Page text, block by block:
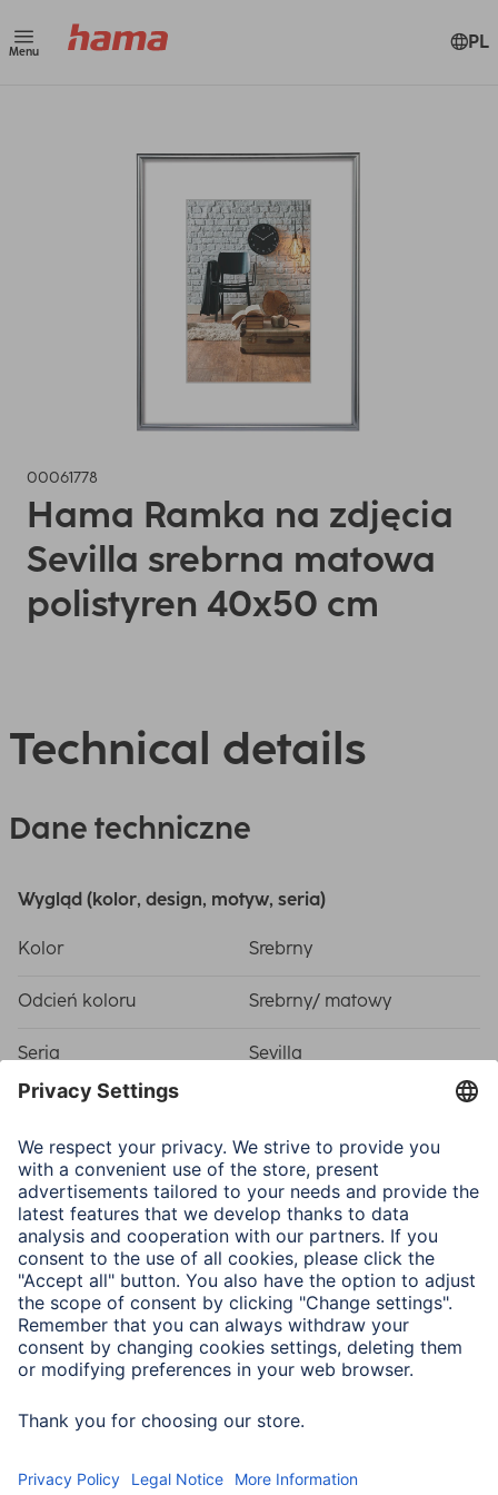
Menu PL
00061778
Hama Ramka na zdjęcia
Sevilla srebrna matowa
polistyren 40x50 cm
Technical details
Dane techniczne
Wygląd (kolor, design, motyw, seria)
Kolor Srebrny
Odcień koloru Srebrny/ matowy
Seria Sevilla
Właściwości fizyczne
Materiał Materiał syntetyczny
Typ ramki Plastic frame
Typ szkła Art glass
Załącznik Heavy-duty Hanger